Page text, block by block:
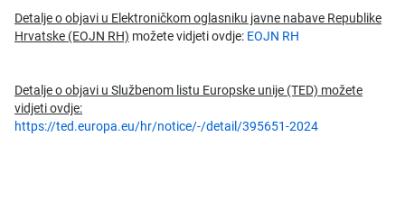
Detalje o objavi u Elektroničkom oglasniku javne nabave Republike
Hrvatske (EOJN RH) možete vidjeti ovdje: EOJN RH
Detalje o objavi u Službenom listu Europske unije (TED) možete
vidjeti ovdje:
https://ted.europa.eu/hr/notice/-/detail/395651-2024